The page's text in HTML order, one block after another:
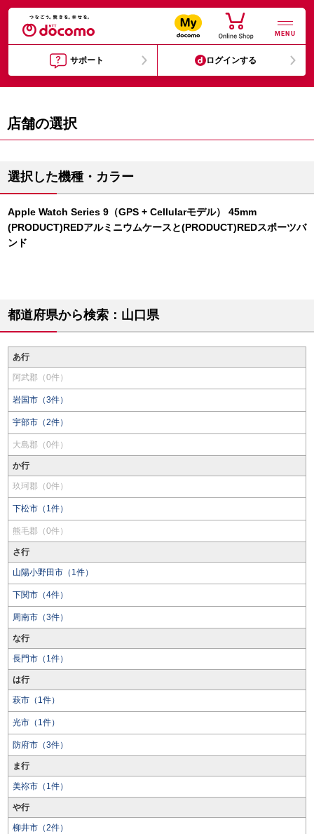
MENU
サポート ログインする
店舗の選択
選択した機種・カラー
Apple Watch Series 9（GPS + Cellularモデル） 45mm
(PRODUCT)REDアルミニウムケースと(PRODUCT)REDスポーツバ
ンド
都道府県から検索：山口県
あ行
阿武郡（0件）
岩国市（3件）
宇部市（2件）
大島郡（0件）
か行
玖珂郡（0件）
下松市（1件）
熊毛郡（0件）
さ行
山陽小野田市（1件）
下関市（4件）
周南市（3件）
な行
長門市（1件）
は行
萩市（1件）
光市（1件）
防府市（3件）
ま行
美祢市（1件）
や行
柳井市（2件）